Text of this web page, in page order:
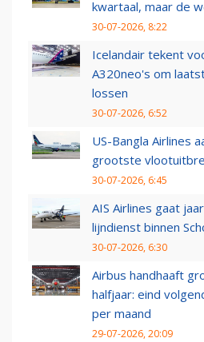
kwartaal, maar de
30-07-2026, 8:22
Icelandair tekent
A320neo's om
lossen
30-07-2026, 6:52
US-Bangla Airlines
grootste
30-07-2026, 6:45
AIS Airlines gaat
lijndienst binnen
30-07-2026, 6:30
Airbus handhaaft
halfjaar: eind
per maand
29-07-2026, 20:09